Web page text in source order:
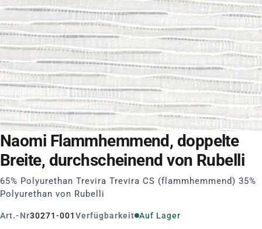
Naomi Flammhemmend, doppelte
Breite, durchscheinend von Rubelli
65% Polyurethan Trevira Trevira CS (flammhemmend) 35%
Polyurethan von Rubelli
Art.-Nr30271-001Verfügbarkeit Auf Lager